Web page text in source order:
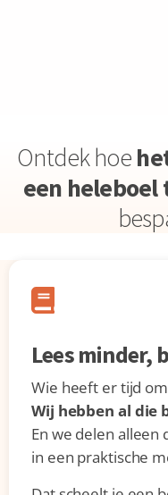
Ontdek hoe
een
Lees minder,
Wie heeft er tijd
Wij hebben al die
En we delen alleen
in een praktische